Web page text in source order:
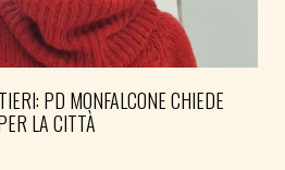
PD MONFALCONE CHIEDE
LA CITTÀ